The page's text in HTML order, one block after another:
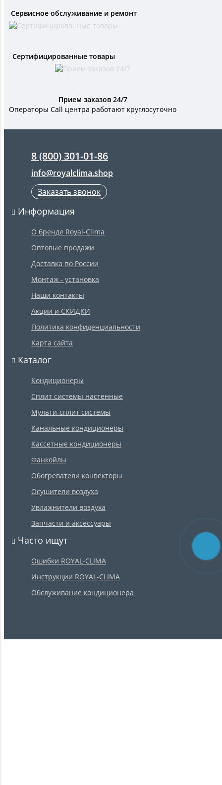
Сервисное обслуживание и ремонт
Сертифицированные товары
Прием заказов 24/7
Операторы Call центра работают круглосуточно
8 (800) 301-01-86
info@royalclima.shop
Заказать звонок
Информация
О бренде Royal-Clima
Оптовые продажи
Доставка по России
Монтаж - установка
Наши контакты
Акции и СКИДКИ
Политика конфиденциальности
Карта сайта
Каталог
Кондиционеры
Сплит системы настенные
Мульти-сплит системы
Канальные кондиционеры
Кассетные кондиционеры
Фанкойлы
Обогреватели конвекторы
Осушители воздуха
Увлажнители воздуха
Запчасти и аксессуары
Часто ищут
Ошибки ROYAL-CLIMA
Инструкции ROYAL-CLIMA
Обслуживание кондиционера